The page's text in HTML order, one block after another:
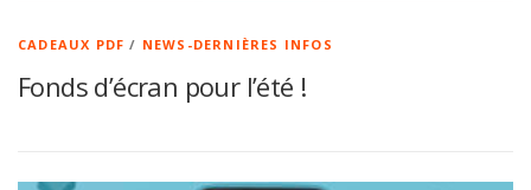
CADEAUX PDF / NEWS-DERNIÈRES INFOS
Fonds d’écran pour l’été !